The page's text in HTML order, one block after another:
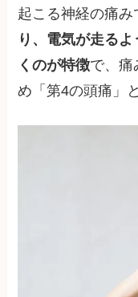
起こる神経の痛み
り、電気が走る
くのが特徴で、痛
め「第4の頭痛」